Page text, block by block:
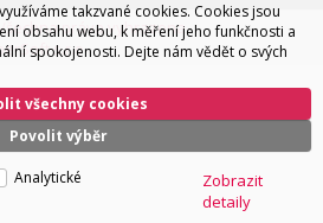
práva vyhrazena
s.r.o.
takzvané cookies. Cookies jsou
obsahu webu, k měření jeho funkčnosti a
spokojenosti. Dejte nám vědět o svých
Povolit výběr
všechny cookies
Analytické
Zobrazit
detaily